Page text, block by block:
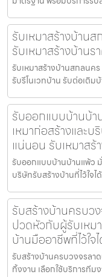
รับเหมาสร้างบ้าน
รับเหมาสร้างบ้านร
รับเหมาสร้างบ้านสกลนคร
รับรีโนเวทบ้าน รับต่อเติ
รับออกแบบบ้านบ้
เหมาก่อสร้างและบ
แน่นอน รับเหมาสร้
รับออกแบบบ้านบ้านแพ้ว
บริษัทรับสร้างบ้านที่ไว้ใจ
รับสร้างบ้านครบว
ปวดหัวกับผู้รับเหม
บ้านมืออาชีพที่ไว้ใ
รับสร้างบ้านครบวงจรล
ทิ้งงาน เลือกใช้บริการทีม